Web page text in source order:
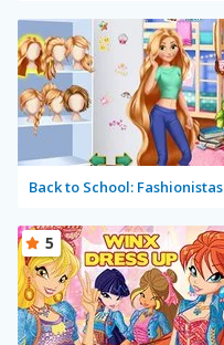
Back to School: Fashionistas
5